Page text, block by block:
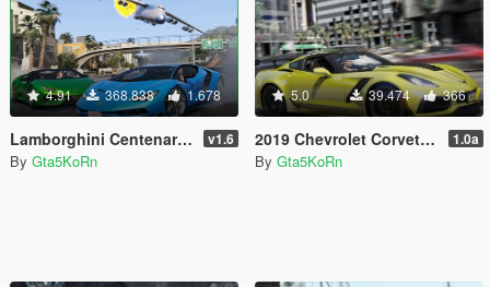
4.91 368.838 1.678
Lamborghini Centenario LP 770-4 [Remastered | Livery | FiveM] v1.6
By Gta5KoRn
5.0 39.474 366
2019 Chevrolet Corvette ZR1 Coupé [Add-On | Replace] 1.0a
By Gta5KoRn